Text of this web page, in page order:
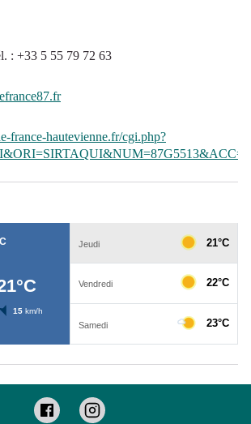
: +33 5 55 79 72 63
france-hautevienne.fr/cgi.php?